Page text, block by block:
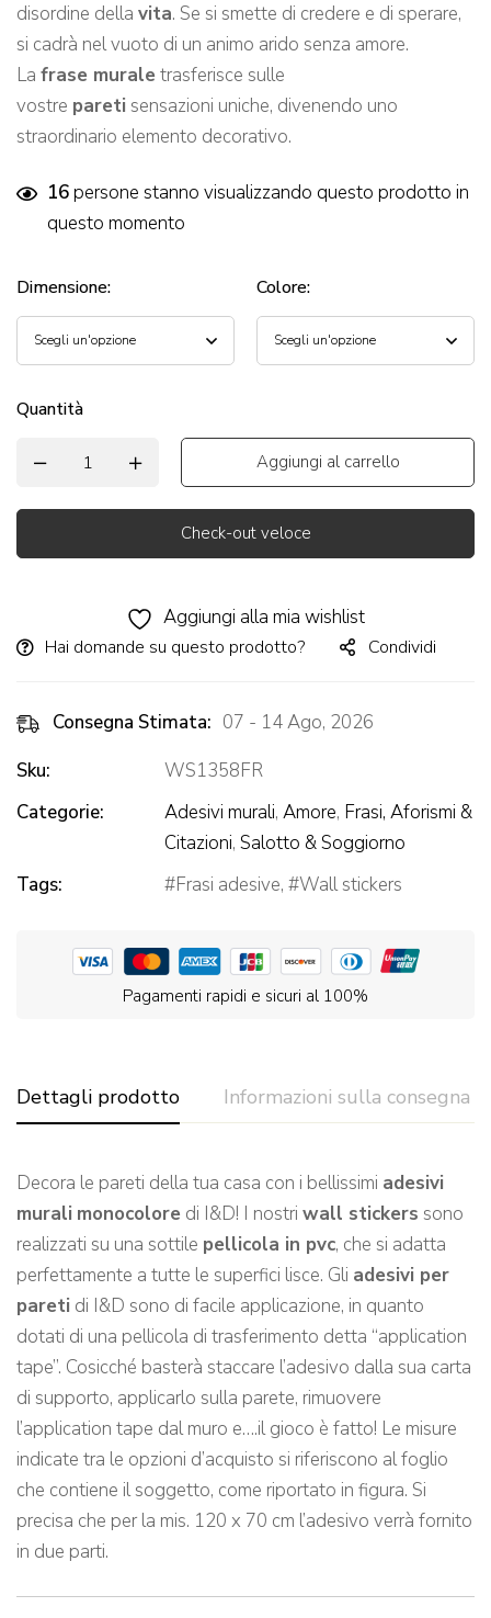
disordine della vita. Se si smette di credere e di sperare,
si cadrà nel vuoto di un animo arido senza amore.
La frase murale trasferisce sulle
vostre pareti sensazioni uniche, divenendo uno
straordinario elemento decorativo.
16persone stanno visualizzando questo prodotto in
questo momento
Dimensione: Colore:
Quantità
Aggiungi al carrello
Check-out veloce
Aggiungi alla mia wishlist
Hai domande su questo prodotto? Condividi
Consegna Stimata: 07 - 14 Ago, 2026
Sku:
WS1358FR
Categorie:
Adesivi murali, Amore, Frasi, Aforismi &
Citazioni, Salotto & Soggiorno
Tags:
Frasi adesive, Wall stickers
Pagamenti rapidi e sicuri al 100%
Dettagli prodotto Informazioni sulla consegna
Decora le pareti della tua casa con i bellissimi adesivi
murali monocolore di I&D! I nostri wall stickers sono
realizzati su una sottile pellicola in pvc, che si adatta
perfettamente a tutte le superfici lisce. Gli adesivi per
pareti di I&D sono di facile applicazione, in quanto
dotati di una pellicola di trasferimento detta “application
tape”. Cosicché basterà staccare l’adesivo dalla sua carta
di supporto, applicarlo sulla parete, rimuovere
l’application tape dal muro e….il gioco è fatto! Le misure
indicate tra le opzioni d’acquisto si riferiscono al foglio
che contiene il soggetto, come riportato in figura. Si
precisa che per la mis. 120 x 70 cm l’adesivo verrà fornito
in due parti.